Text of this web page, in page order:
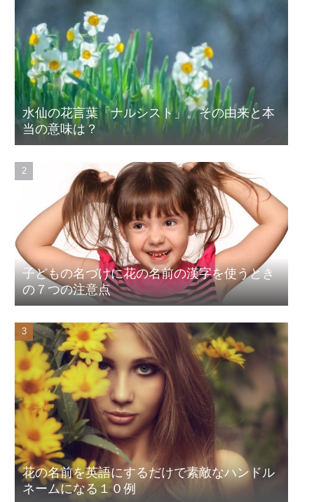
水仙の花言葉「ナルシスト」。その由来と本
当の意味は？
子どもの名づけに花の名前の漢字を使うとき
の７つの注意点
花の名前を英語にするだけで素敵なハンドル
ネームになる１０例